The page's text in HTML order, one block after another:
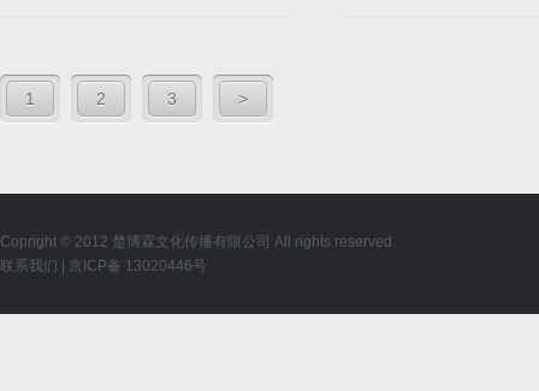
1 2 3 >
Copright © 2012 楚博霖文化传播有限公司 All rights reserved.
联系我们
京ICP备 13020446号